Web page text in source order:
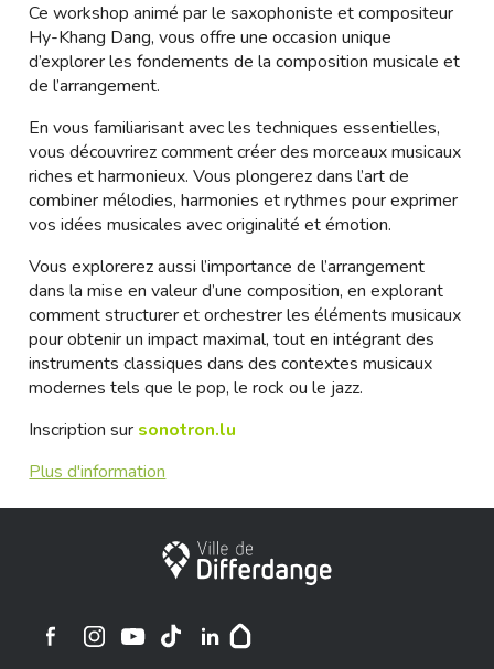
Ce workshop animé par le saxophoniste et compositeur
Hy-Khang Dang, vous offre une occasion unique
d’explorer les fondements de la composition musicale et
de l’arrangement.
En vous familiarisant avec les techniques essentielles,
vous découvrirez comment créer des morceaux musicaux
riches et harmonieux. Vous plongerez dans l’art de
combiner mélodies, harmonies et rythmes pour exprimer
vos idées musicales avec originalité et émotion.
Vous explorerez aussi l’importance de l’arrangement
dans la mise en valeur d’une composition, en explorant
comment structurer et orchestrer les éléments musicaux
pour obtenir un impact maximal, tout en intégrant des
instruments classiques dans des contextes musicaux
modernes tels que le pop, le rock ou le jazz.
Inscription sur sonotron.lu
Plus d'information
City of Differdange
Ville de Differdange sur Instagram